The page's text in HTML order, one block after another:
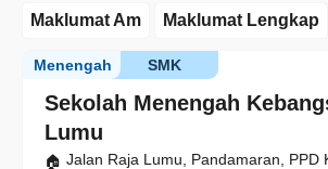
Maklumat Am Maklumat Lengkap
Sekolah Menengah
Lumu
SMK
Menengah
Jalan Raja Lumu, Pandamaran, PPD